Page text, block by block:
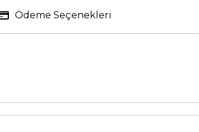
Ödeme Seçenekleri